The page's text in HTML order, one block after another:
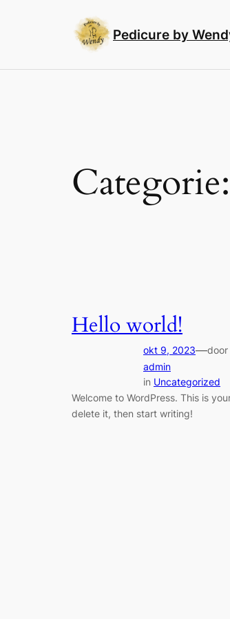
Pedicure by
Categorie:
Hello world!
okt 9, 2023—door
admin
in Uncategorized
Welcome to WordPress. This is
delete it, then start writing!